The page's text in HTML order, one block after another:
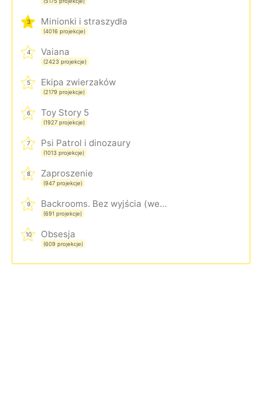
3 Minionki i straszydła
(4016 projekcje)
4 Vaiana
(2423 projekcje)
5 Ekipa zwierzaków
(2179 projekcje)
6 Toy Story 5
(1927 projekcje)
7 Psi Patrol i dinozaury
(1013 projekcje)
8 Zaproszenie
(947 projekcje)
9 Backrooms. Bez wyjścia (wersja rozszerzona)
(691 projekcje)
10 Obsesja
(609 projekcje)